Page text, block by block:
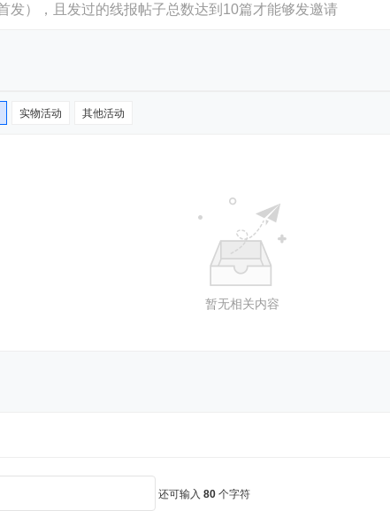
发），且发过的线报帖子总数达到10篇才能够发邀请
实物活动 其他活动
暂无相关内容
还可输入 80 个字符